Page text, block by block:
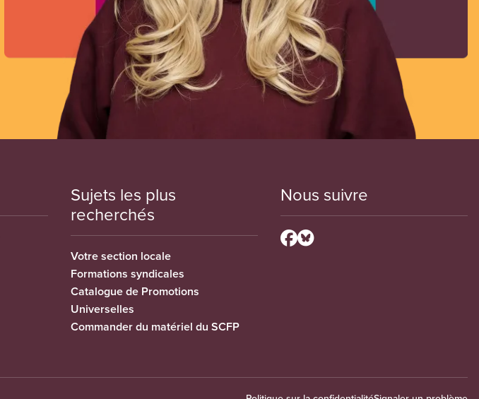
Sujets les plus
recherchés
Votre section locale
Formations syndicales
Catalogue de Promotions
Universelles
Commander du matériel du SCFP
Nous suivre